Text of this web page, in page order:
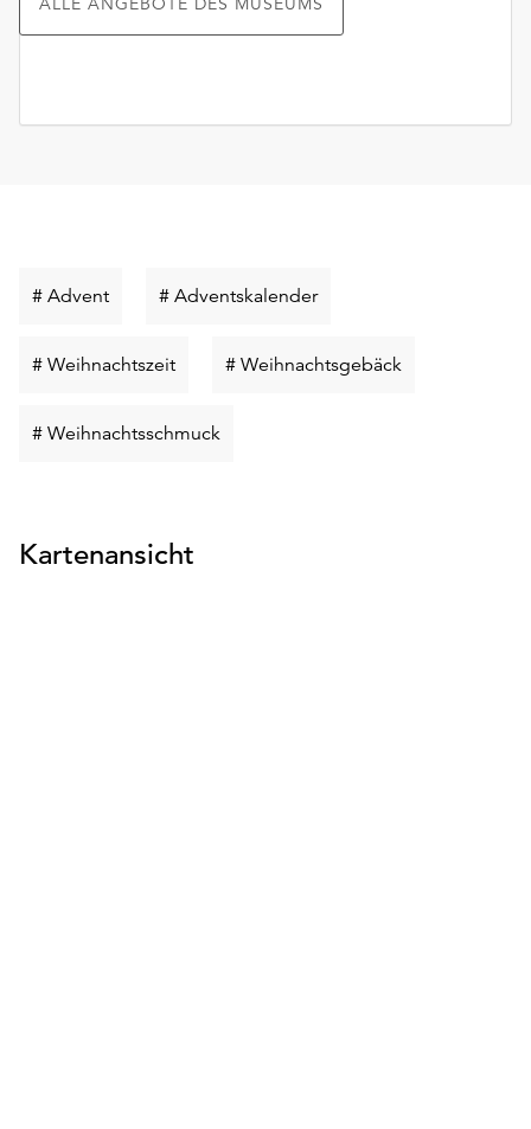
# AdventSchlüsselwort
# AdventskalenderSchlüsselwort
# WeihnachtszeitSchlüsselwort
# WeihnachtsgebäckSchlüsselwort
# WeihnachtsschmuckSchlüsselwort
Kartenansicht